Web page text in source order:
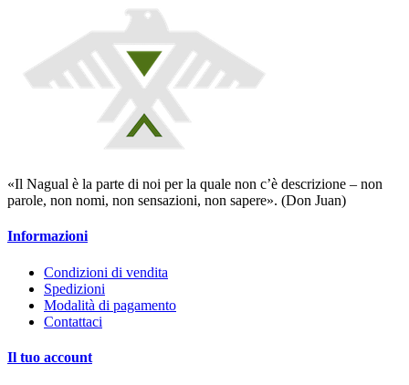
«Il Nagual è la parte di noi per la quale non c’è descrizione – non
parole, non nomi, non sensazioni, non sapere». (Don Juan)
Informazioni
Condizioni di vendita
Spedizioni
Modalità di pagamento
Contattaci
Il tuo account